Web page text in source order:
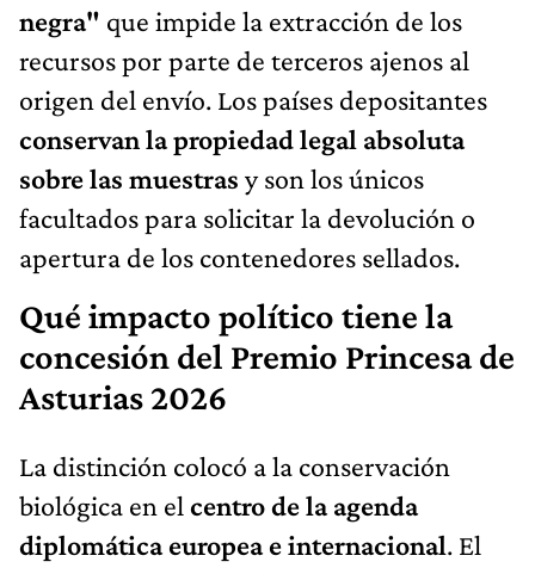
negra" que impide la extracción de los
recursos por parte de terceros ajenos al
origen del envío. Los países depositantes
conservan la propiedad legal absoluta
sobre las muestras y son los únicos
facultados para solicitar la devolución o
apertura de los contenedores sellados.
Qué impacto político tiene la
concesión del Premio Princesa de
Asturias 2026
La distinción colocó a la conservación
biológica en el centro de la agenda
diplomática europea e internacional. El